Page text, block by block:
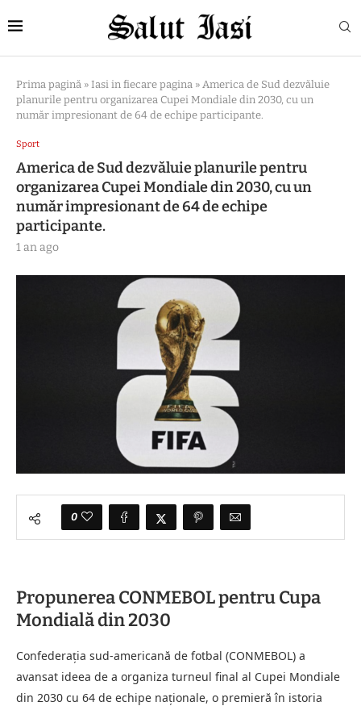
Prima pagină » Iasi in fiecare pagina » America de Sud dezvăluie
planurile pentru organizarea Cupei Mondiale din 2030, cu un
număr impresionant de 64 de echipe participante.
Sport
America de Sud dezvăluie planurile pentru
organizarea Cupei Mondiale din 2030, cu un
număr impresionant de 64 de echipe
participante.
1 an ago
0
Propunerea CONMEBOL pentru Cupa
Mondială din 2030
Confederația sud-americană de fotbal (CONMEBOL) a
avansat ideea de a organiza turneul final al Cupei Mondiale
din 2030 cu 64 de echipe naționale, o premieră în istoria